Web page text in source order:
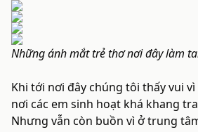
Những ánh mắt trẻ thơ nơi đây làm
Khi tới nơi đây chúng tôi thấy vui
nơi các em sinh hoạt khá khang
Nhưng vẫn còn buồn vì ở trung